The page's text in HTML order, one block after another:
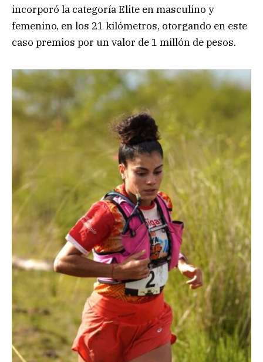
incorporó la categoría Elite en masculino y
femenino, en los 21 kilómetros, otorgando en este
caso premios por un valor de 1 millón de pesos.